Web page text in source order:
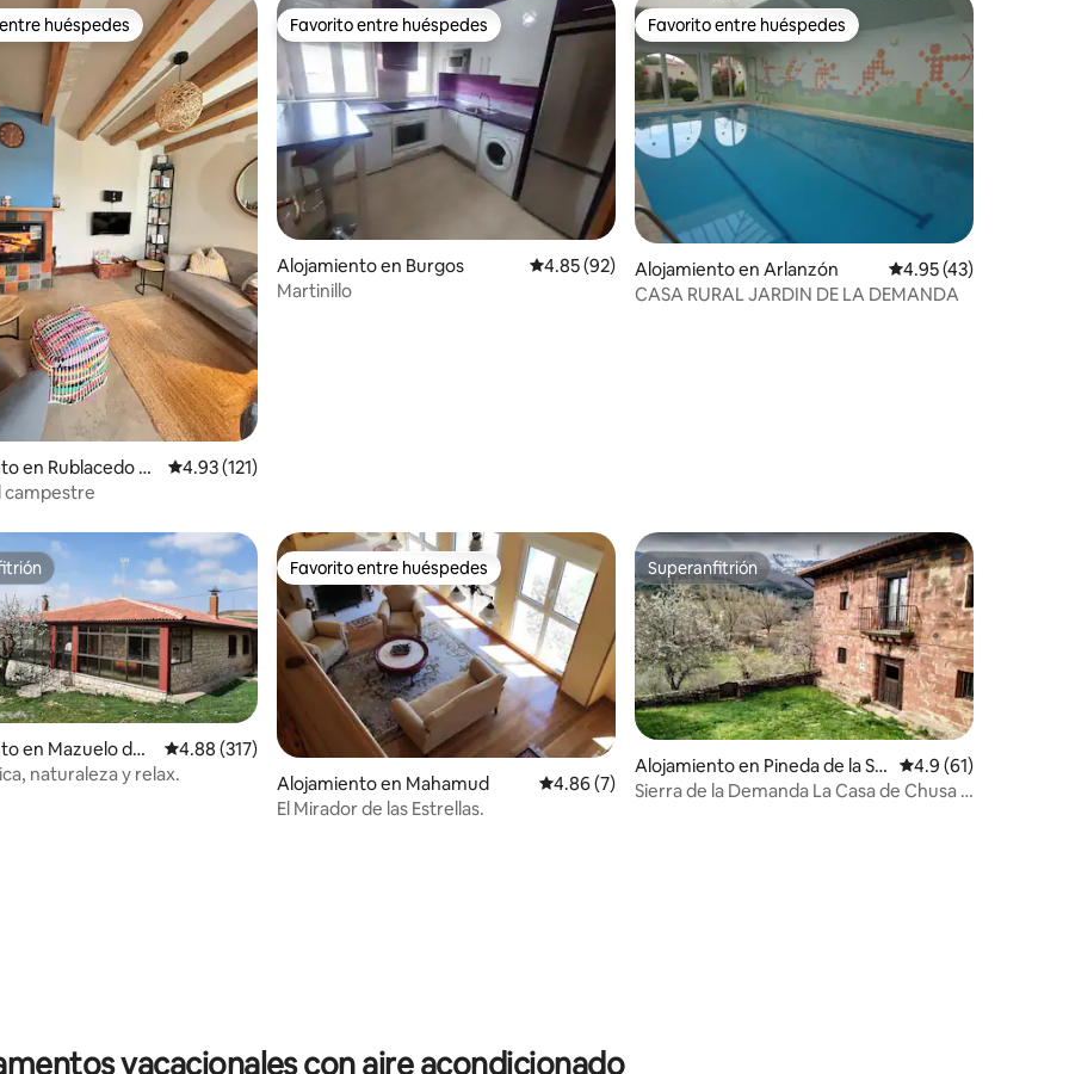
5 de 5, 76 reseñas
huéspedes
huéspedes
en Rublacedo d
Calificación promedio: 4.93 de 5, 121 reseñas
4.93 (121)
campestre
Favorito entre huéspedes
Favorito entre huéspedes
Alojamiento en Burgos Calificación promedio: 4.85 de 5, 92 reseñas
4.85 (92)
Martinillo
Favorito entre huéspedes
Favorito entre huéspedes
Alojamiento en Arlanzón Calificación
4.95 (43)
CASA RURAL JARDIN DE LA DEMANDA
5 de 5, 12 reseñas
en Mazuelo de
Calificación promedio: 4.88 de 5, 317 reseñas
4.88 (317)
naturaleza y relax.
Favorito entre huéspedes
Favorito entre huéspedes
Alojamiento en Mahamud Calificación promedio: 4.86 de 5, 7 reseñas
4.86 (7)
El Mirador de las Estrellas.
Superanfitrión
Superanfitrión
Alojamiento en Pineda de la Sie
rra
Calificación
4.9 (61)
Sierra de la Demanda La Casa de Chusa 6
vacacionales con aire acondicionado